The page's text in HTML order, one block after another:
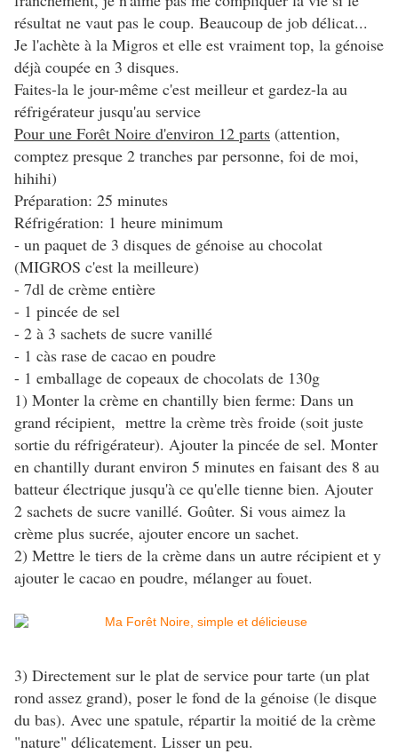
résultat ne vaut pas le coup. Beaucoup de job délicat...
Je l'achète à la Migros et elle est vraiment top, la génoise
déjà coupée en 3 disques.
Faites-la le jour-même c'est meilleur et gardez-la au
réfrigérateur jusqu'au service
Pour une Forêt Noire d'environ 12 parts (attention,
comptez presque 2 tranches par personne, foi de moi,
hihihi)
Préparation: 25 minutes
Réfrigération: 1 heure minimum
- un paquet de 3 disques de génoise au chocolat
(MIGROS c'est la meilleure)
- 7dl de crème entière
- 1 pincée de sel
- 2 à 3 sachets de sucre vanillé
- 1 càs rase de cacao en poudre
- 1 emballage de copeaux de chocolats de 130g
1) Monter la crème en chantilly bien ferme: Dans un
grand récipient, mettre la crème très froide (soit juste
sortie du réfrigérateur). Ajouter la pincée de sel. Monter
en chantilly durant environ 5 minutes en faisant des 8 au
batteur électrique jusqu'à ce qu'elle tienne bien. Ajouter
2 sachets de sucre vanillé. Goûter. Si vous aimez la
crème plus sucrée, ajouter encore un sachet.
2) Mettre le tiers de la crème dans un autre récipient et y
ajouter le cacao en poudre, mélanger au fouet.
3) Directement sur le plat de service pour tarte (un plat
rond assez grand), poser le fond de la génoise (le disque
du bas). Avec une spatule, répartir la moitié de la crème
"nature" délicatement. Lisser un peu.